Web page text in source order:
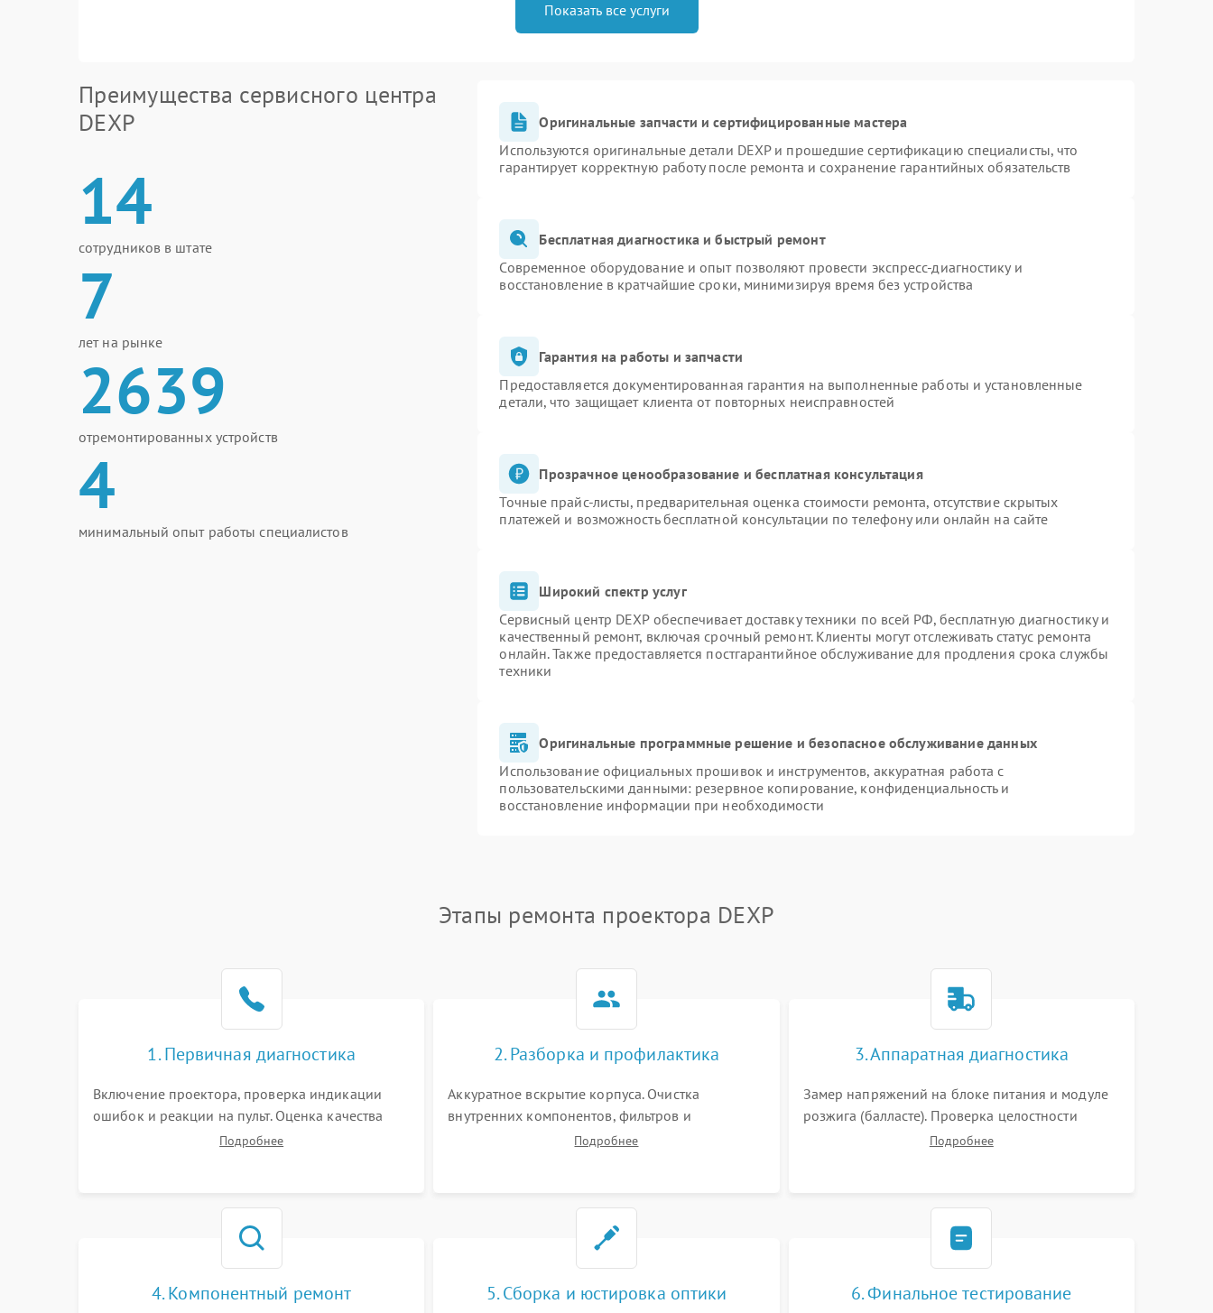
Показать все услуги
Преимущества сервисного центра
DEXP
14
сотрудников в штате
7
лет на рынке
2639
отремонтированных устройств
4
минимальный опыт работы специалистов
Оригинальные запчасти и сертифицированные мастера
Используются оригинальные детали DEXP и прошедшие сертификацию специалисты, что
гарантирует корректную работу после ремонта и сохранение гарантийных обязательств
Бесплатная диагностика и быстрый ремонт
Современное оборудование и опыт позволяют провести экспресс-диагностику и
восстановление в кратчайшие сроки, минимизируя время без устройства
Гарантия на работы и запчасти
Предоставляется документированная гарантия на выполненные работы и установленные
детали, что защищает клиента от повторных неисправностей
Прозрачное ценообразование и бесплатная консультация
Точные прайс-листы, предварительная оценка стоимости ремонта, отсутствие скрытых
платежей и возможность бесплатной консультации по телефону или онлайн на сайте
Широкий спектр услуг
Сервисный центр DEXP обеспечивает доставку техники по всей РФ, бесплатную диагностику и
качественный ремонт, включая срочный ремонт. Клиенты могут отслеживать статус ремонта
онлайн. Также предоставляется постгарантийное обслуживание для продления срока службы
техники
Оригинальные программные решение и безопасное обслуживание данных
Использование официальных прошивок и инструментов, аккуратная работа с
пользовательскими данными: резервное копирование, конфиденциальность и
восстановление информации при необходимости
Этапы ремонта проектора DEXP
1. Первичная диагностика
Включение проектора, проверка индикации
ошибок и реакции на пульт. Оценка качества
проекции, яркости лампы, наличия артефактов
Подробнее
2. Разборка и профилактика
Аккуратное вскрытие корпуса. Очистка
внутренних компонентов, фильтров и
вентиляторов от накопившейся пыли.
Подробнее
3. Аппаратная диагностика
Замер напряжений на блоке питания и модуле
розжига (балласте). Проверка целостности
цветового колеса (DLP) или поляризаторов (LCD).
Подробнее
4. Компонентный ремонт 5. Сборка и юстировка оптики 6. Финальное тестирование